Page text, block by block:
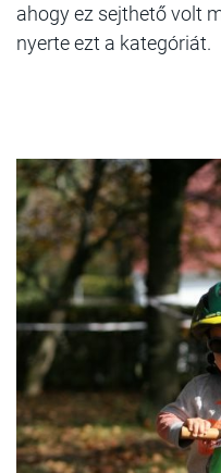
ahogy ez sejthető volt
nyerte ezt a kategóriát.